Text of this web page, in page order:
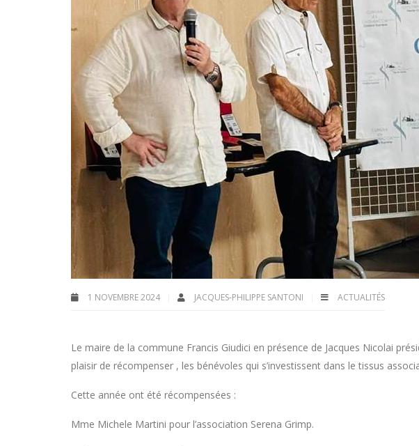
1 NOVEMBRE 2024 JACQUES-PHILIPPE SANTONI ACTUALITÉS
Le maire de la commune Francis Giudici en présence de Jacques Nicolai
plaisir de récompenser , les bénévoles qui s’investissent dans le tissus
Cette année ont été récompensées :
Mme Michele Martini pour l’association Serena Grimp.